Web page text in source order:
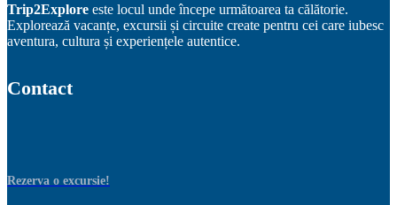
Trip2Explore este locul unde începe următoarea ta călătorie.
Explorează vacanțe, excursii și circuite create pentru cei care iubesc
aventura, cultura și experiențele autentice.
Contact
Rezerva o excursie!